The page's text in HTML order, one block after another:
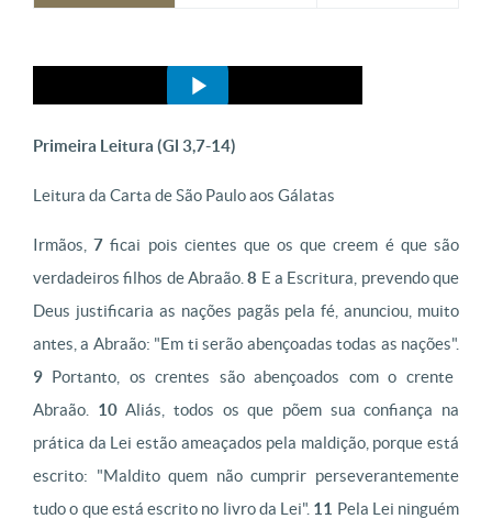
Primeira Leitura (Gl 3,7-14)
Leitura da Carta de São Paulo aos Gálatas
Irmãos,7 ficai pois cientes que os que creem é que são
verdadeiros filhos de Abraão.8 E a Escritura, prevendo que
Deus justificaria as nações pagãs pela fé, anunciou, muito
antes, a Abraão: "Em ti serão abençoadas todas as nações".
9 Portanto, os crentes são abençoados com o crente
Abraão. 10Aliás, todos os que põem sua confiança na
prática da Lei estão ameaçados pela maldição, porque está
escrito: "Maldito quem não cumprir perseverantemente
tudo o que está escrito no livro da Lei". 11 Pela Lei ninguém